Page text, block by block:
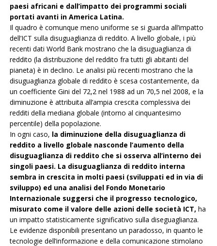
paesi africani e dall’impatto dei programmi sociali
portati avanti in America Latina.
Il quadro è comunque meno uniforme se si guarda all’impatto
dell’ICT sulla disuguaglianza di reddito. A livello globale, i più
recenti dati World Bank mostrano che la disuguaglianza di
reddito (la distribuzione del reddito fra tutti gli abitanti del
pianeta) è in declino. Le analisi più recenti mostrano che la
disuguaglianza globale di reddito è scesa costantemente, da
un coefficiente Gini del 72,2 nel 1988 ad un 70,5 nel 2008, e la
diminuzione è attribuita all’ampia crescita complessiva dei
redditi della mediana globale (intorno al cinquantesimo
percentile) della popolazione.
In ogni caso, la diminuzione della disuguaglianza di
reddito a livello globale nasconde l’aumento della
disuguaglianza di reddito che si osserva all’interno dei
singoli paesi. La disuguaglianza di reddito interna
sembra in crescita in molti paesi (sviluppati ed in via di
sviluppo) ed una analisi del Fondo Monetario
Internazionale suggersi che il progresso tecnologico,
misurato come il valore delle azioni delle società ICT, ha
un impatto statisticamente significativo sulla diseguaglianza.
Le evidenze disponibili presentano un paradosso, in quanto le
tecnologie dell’informazione e della comunicazione stimolano